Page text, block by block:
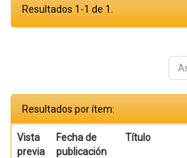
Resultados 1-1 de 1.
Resultados por ítem:
Vista
previa
Fecha de
publicación
Título